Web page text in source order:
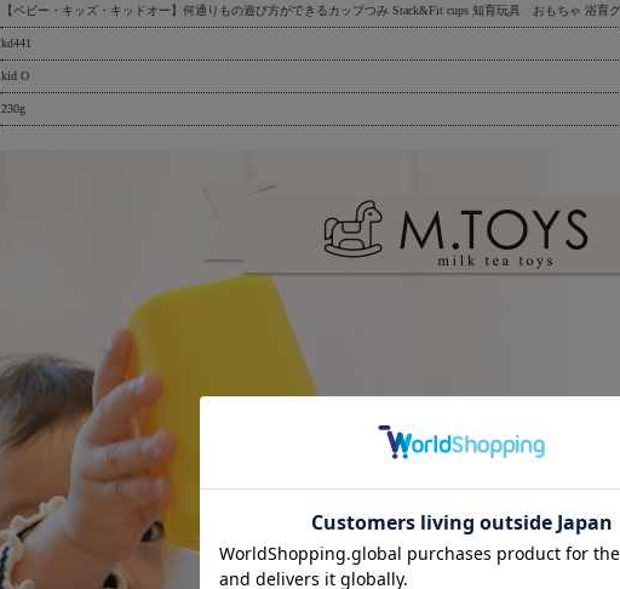
【ベビー・キッズ・キッドオー】何通りもの遊び方ができるカップつみ Stack&Fit cups 知育玩具 おもちゃ 浴育
kd441
kid O
230g